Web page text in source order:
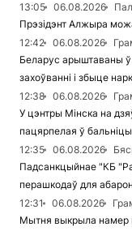
13:05
06.08.2026
Прэзідэнт Алжыра
12:42
06.08.2026
Беларус арыштаваны
захоўванні і збыце
12:38
06.08.2026
У цэнтры Мінска на
пацярпелая ў
12:35
06.08.2026
Падсанкцыйнае "КБ
перашкодаў для
12:31
06.08.2026
Мытня выкрыла намер